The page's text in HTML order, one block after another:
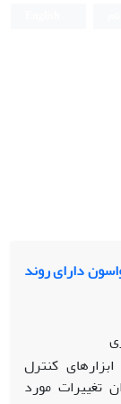
دارای روند
کنترل
تغییرات مورد